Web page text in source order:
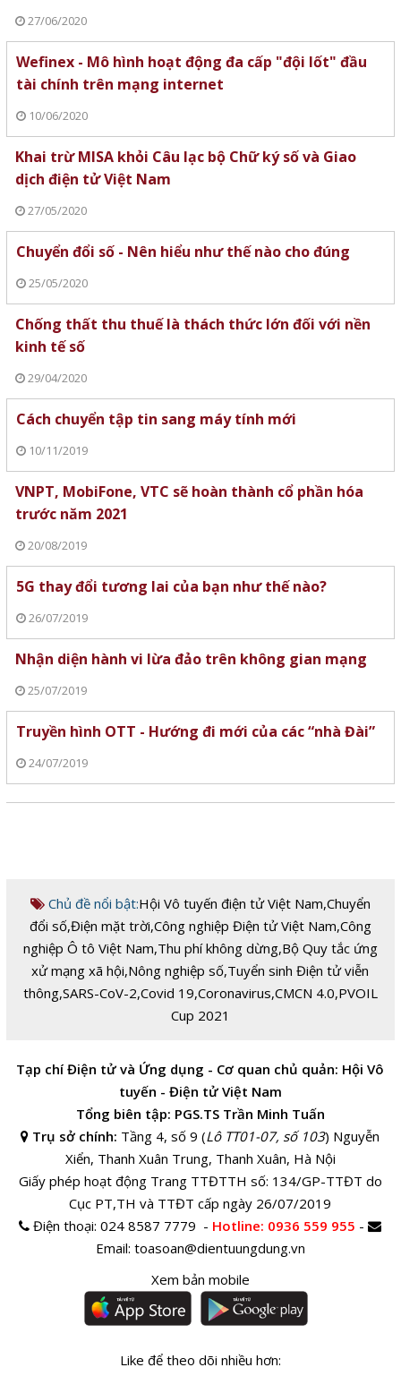
27/06/2020
Wefinex - Mô hình hoạt động đa cấp "đội lốt" đầu
tài chính trên mạng internet
10/06/2020
Khai trừ MISA khỏi Câu lạc bộ Chữ ký số và Giao
dịch điện tử Việt Nam
27/05/2020
Chuyển đổi số - Nên hiểu như thế nào cho đúng
25/05/2020
Chống thất thu thuế là thách thức lớn đối với nền
kinh tế số
29/04/2020
Cách chuyển tập tin sang máy tính mới
10/11/2019
VNPT, MobiFone, VTC sẽ hoàn thành cổ phần hóa
trước năm 2021
20/08/2019
5G thay đổi tương lai của bạn như thế nào?
26/07/2019
Nhận diện hành vi lừa đảo trên không gian mạng
25/07/2019
Truyền hình OTT - Hướng đi mới của các “nhà Đài”
24/07/2019
Chủ đề nổi bật:Hội Vô tuyến điện tử Việt Nam,Chuyển
đổi số,Điện mặt trời,Công nghiệp Điện tử Việt Nam,Công
nghiệp Ô tô Việt Nam,Thu phí không dừng,Bộ Quy tắc ứng
xử mạng xã hội,Nông nghiệp số,Tuyển sinh Điện tử viễn
thông,SARS-CoV-2,Covid 19,Coronavirus,CMCN 4.0,PVOIL
Cup 2021
Tạp chí Điện tử và Ứng dụng - Cơ quan chủ quản: Hội Vô
tuyến - Điện tử Việt Nam
Tổng biên tập: PGS.TS Trần Minh Tuấn
Trụ sở chính: Tầng 4, số 9 (Lô TT01-07, số 103) Nguyễn
Xiển, Thanh Xuân Trung, Thanh Xuân, Hà Nội
Giấy phép hoạt động Trang TTĐTTH số: 134/GP-TTĐT do
Cục PT,TH và TTĐT cấp ngày 26/07/2019
Điện thoại:024 8587 7779 - Hotline: 0936 559 955 -
Email: toasoan@dientuungdung.vn
Xem bản mobile
Like để theo dõi nhiều hơn: